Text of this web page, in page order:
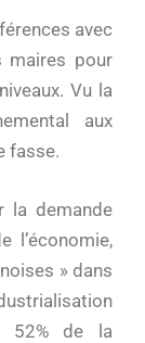
avec
maires pour
Vu la
aux
fasse.
la demande
l’économie,
» dans
52% de la